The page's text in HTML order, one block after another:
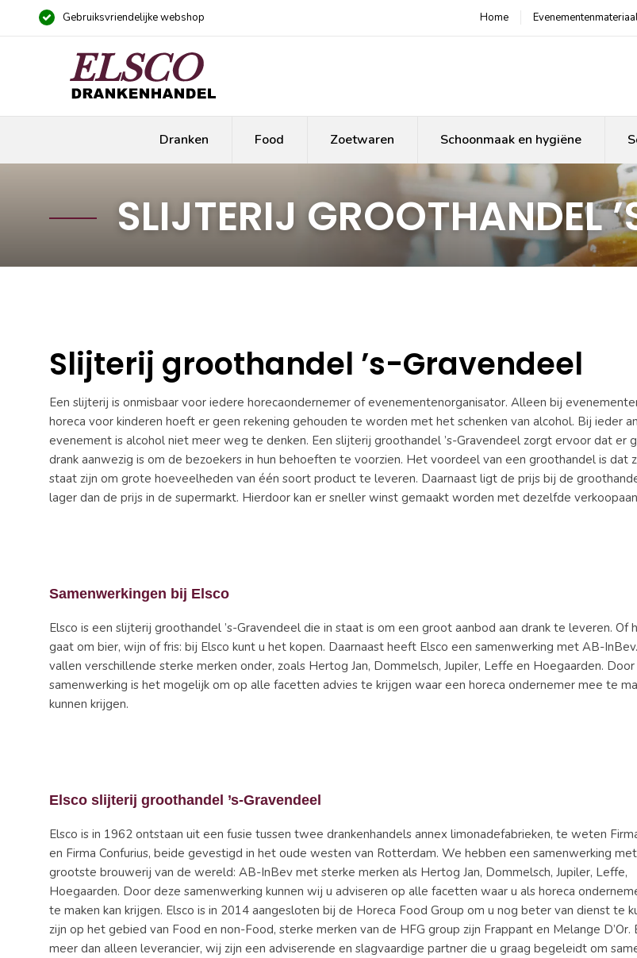
Gebruiksvriendelijke webshop Home
Dranken Food Zoetwaren Schoonmaak en hygiëne
SLIJTERIJ GROOTHANDEL
Slijterij groothandel ’s-Gravendeel
Een slijterij is onmisbaar voor iedere horecaondernemer of evenementenorganisator. Alleen bij
horeca voor kinderen hoeft er geen rekening gehouden te worden met het schenken van alcohol. Bij ieder
evenement is alcohol niet meer weg te denken. Een slijterij groothandel ’s-Gravendeel zorgt ervoor dat er
drank aanwezig is om de bezoekers in hun behoeften te voorzien. Het voordeel van een groothandel is dat
staat zijn om grote hoeveelheden van één soort product te leveren. Daarnaast ligt de prijs bij de
lager dan de prijs in de supermarkt. Hierdoor kan er sneller winst gemaakt worden met dezelfde
Samenwerkingen bij Elsco
Elsco is een slijterij groothandel ’s-Gravendeel die in staat is om een groot aanbod aan drank te leveren. Of
gaat om bier, wijn of fris: bij Elsco kunt u het kopen. Daarnaast heeft Elsco een samenwerking met AB-
vallen verschillende sterke merken onder, zoals Hertog Jan, Dommelsch, Jupiler, Leffe en Hoegaarden.
samenwerking is het mogelijk om op alle facetten advies te krijgen waar een horeca ondernemer mee te
kunnen krijgen.
Elsco slijterij groothandel ’s-Gravendeel
Elsco is in 1962 ontstaan uit een fusie tussen twee drankenhandels annex limonadefabrieken, te weten
en Firma Confurius, beide gevestigd in het oude westen van Rotterdam. We hebben een samenwerking
grootste brouwerij van de wereld: AB-InBev met sterke merken als Hertog Jan, Dommelsch, Jupiler, Leffe,
Hoegaarden. Door deze samenwerking kunnen wij u adviseren op alle facetten waar u als horeca
te maken kan krijgen. Elsco is in 2014 aangesloten bij de Horeca Food Group om u nog beter van dienst te
zijn op het gebied van Food en non-Food, sterke merken van de HFG group zijn Frappant en Melange D’Or.
meer dan alleen leverancier, wij zijn een adviserende en slagvaardige partner die u graag begeleidt om